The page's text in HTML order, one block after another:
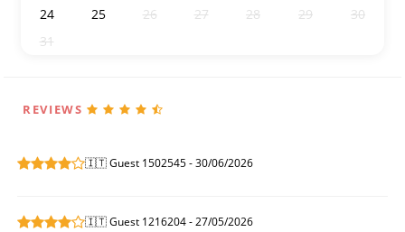
24
25 26 27 28 29
30
31
REVIEWS
🇮🇹 Guest 1502545 - 30/06/2026
🇮🇹 Guest 1216204 - 27/05/2026